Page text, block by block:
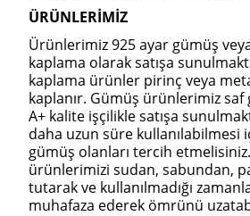
ÜRÜNLERİMİZ
Ürünlerimiz 925 ayar gümüş
kaplama olarak satışa
kaplama ürünler pirinç veya
kaplanır. Gümüş ürünlerimiz
A+ kalite işçilikle satışa
daha uzun süre kullanılabilmesi
gümüş olanları tercih
ürünlerimizi sudan, sabundan,
tutarak ve kullanılmadığı
muhafaza ederek ömrünü